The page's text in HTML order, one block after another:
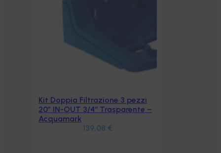
Aggiungi al carrello
Kit Doppia Filtrazione 3 pezzi
20” IN-OUT 3/4“ Trasparente –
Acquamark
139,08 €